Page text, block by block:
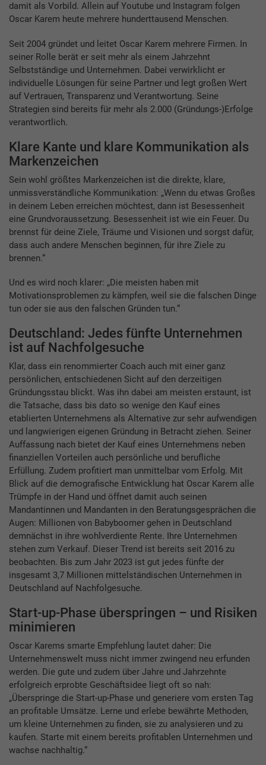
damit als Vorbild. Allein auf Youtube und Instagram folgen
Oscar Karem heute mehrere hunderttausend Menschen.
Seit 2004 gründet und leitet Oscar Karem mehrere Firmen. In
seiner Rolle berät er seit mehr als einem Jahrzehnt
Selbstständige und Unternehmen. Dabei verwirklicht er
individuelle Lösungen für seine Partner und legt großen Wert
auf Vertrauen, Transparenz und Verantwortung. Seine
Strategien sind bereits für mehr als 2.000 (Gründungs-)Erfolge
verantwortlich.
Klare Kante und klare Kommunikation als
Markenzeichen
Sein wohl größtes Markenzeichen ist die direkte, klare,
unmissverständliche Kommunikation: „Wenn du etwas Großes
in deinem Leben erreichen möchtest, dann ist Besessenheit
eine Grundvoraussetzung. Besessenheit ist wie ein Feuer. Du
brennst für deine Ziele, Träume und Visionen und sorgst dafür,
dass auch andere Menschen beginnen, für ihre Ziele zu
brennen.“
Und es wird noch klarer: „Die meisten haben mit
Motivationsproblemen zu kämpfen, weil sie die falschen Dinge
tun oder sie aus den falschen Gründen tun.“
Deutschland: Jedes fünfte Unternehmen
ist auf Nachfolgesuche
Klar, dass ein renommierter Coach auch mit einer ganz
persönlichen, entschiedenen Sicht auf den derzeitigen
Gründungsstau blickt. Was ihn dabei am meisten erstaunt, ist
die Tatsache, dass bis dato so wenige den Kauf eines
etablierten Unternehmens als Alternative zur sehr aufwendigen
und langwierigen eigenen Gründung in Betracht ziehen. Seiner
Auffassung nach bietet der Kauf eines Unternehmens neben
finanziellen Vorteilen auch persönliche und berufliche
Erfüllung. Zudem profitiert man unmittelbar vom Erfolg. Mit
Blick auf die demografische Entwicklung hat Oscar Karem alle
Trümpfe in der Hand und öffnet damit auch seinen
Mandantinnen und Mandanten in den Beratungsgesprächen die
Augen: Millionen von Babyboomer gehen in Deutschland
demnächst in ihre wohlverdiente Rente. Ihre Unternehmen
stehen zum Verkauf. Dieser Trend ist bereits seit 2016 zu
beobachten. Bis zum Jahr 2023 ist gut jedes fünfte der
insgesamt 3,7 Millionen mittelständischen Unternehmen in
Deutschland auf Nachfolgesuche.
Start-up-Phase überspringen – und Risiken
minimieren
Oscar Karems smarte Empfehlung lautet daher: Die
Unternehmenswelt muss nicht immer zwingend neu erfunden
werden. Die gute und zudem über Jahre und Jahrzehnte
erfolgreich erprobte Geschäftsidee liegt oft so nah:
„Überspringe die Start-up-Phase und generiere vom ersten Tag
an profitable Umsätze. Lerne und erlebe bewährte Methoden,
um kleine Unternehmen zu finden, sie zu analysieren und zu
kaufen. Starte mit einem bereits profitablen Unternehmen und
wachse nachhaltig.“